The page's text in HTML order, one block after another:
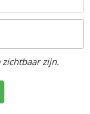
zijn.